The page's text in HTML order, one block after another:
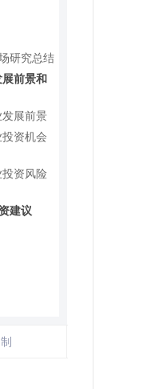
研究总结
前景和
展前景
资机会
资风险
建议